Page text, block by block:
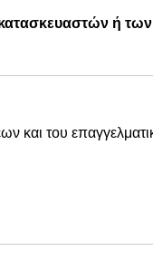
κατασκευαστών ή
και του